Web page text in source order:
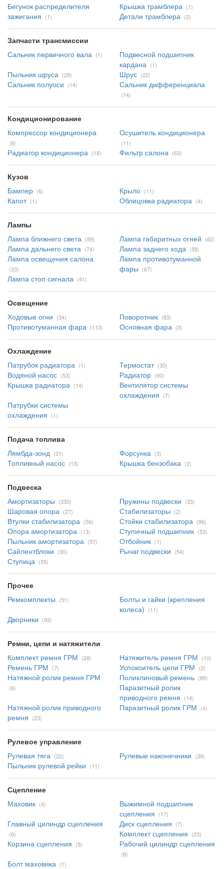
Бегунок распределителя
зажигания (1)
Крышка трамблера (1)
Детали трамблера (2)
Запчасти трансмиссии
Сальник первичного вала (1)
Подвесной подшипник
кардана (1)
Пыльник шруса (29) Шрус (22)
Сальник полуоси (14) Сальник дифференциала
(14)
Кондиционирование
Компрессор кондиционера
(8)
Осушитель кондиционера
(11)
Радиатор кондиционера (18) Фильтр салона (63)
Кузов
Бампер (6) Крыло (11)
Капот (1) Облицовка радиатора (4)
Лампы
Лампа ближнего света (89) Лампа габаритных огней (62)
Лампа дальнего света (74) Лампа заднего хода (58)
Лампа освещения салона
(33)
Лампа противотуманной
фары (67)
Лампа стоп сигнала (41)
Освещение
Ходовые огни (34) Поворотник (83)
Противотуманная фара (113) Основная фара (3)
Охлаждение
Патрубок радиатора (1) Термостат (30)
Водяной насос (53) Радиатор (90)
Крышка радиатора (14)
Вентилятор системы
охлаждения (7)
Патрубки системы
охлаждения (1)
Подача топлива
Лямбда-зонд (31) Форсунка (3)
Топливный насос (13) Крышка бензобака (2)
Подвеска
Амортизаторы (330) Пружины подвески (33)
Шаровая опора (27) Стабилизаторы (2)
Втулки стабилизатора (56) Стойки стабилизатора (96)
Опора амортизатора (13) Ступичный подшипник (53)
Пыльник амортизатора (57) Отбойник (1)
Сайлентблоки (30) Рычаг подвески (54)
Ступица (55)
Прочее
Ремкомплекты (51)
Болты и гайки (крепления
колеса) (11)
Дворники (93)
Ремни, цепи и натяжители
Комплект ремня ГРМ (28) Натяжитель ремня ГРМ (10)
Ремень ГРМ (7) Успокоитель цепи ГРМ (2)
Натяжной ролик ремня ГРМ
(6)
Поликлиновый ремень (89)
Паразитный ролик
приводного ремня (14)
Натяжной ролик приводного
ремня (23)
Паразитный ролик ГРМ (4)
Рулевое управление
Рулевая тяга (22) Рулевые наконечники (39)
Пыльник рулевой рейки (11)
Сцепление
Маховик (4)
Выжимной подшипник
сцепления (17)
Главный цилиндр сцепления
(6)
Диск сцепления (7)
Комплект сцепления (23)
Корзина сцепления (5) Рабочий цилиндр сцепления
(8)
Болт маховика (1)